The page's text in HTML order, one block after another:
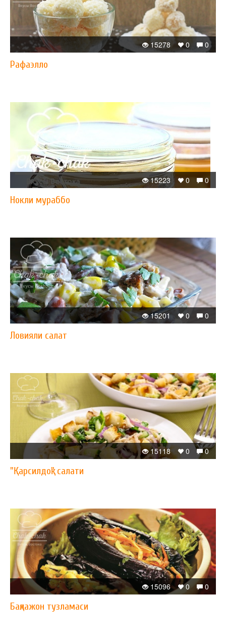
0
0
15278
Рафаэлло
0
0
15223
Нокли мураббо
0
0
15201
Ловияли салат
0
0
15118
"Қарсилдоқ" салати
0
0
15096
Бақлажон тузламаси